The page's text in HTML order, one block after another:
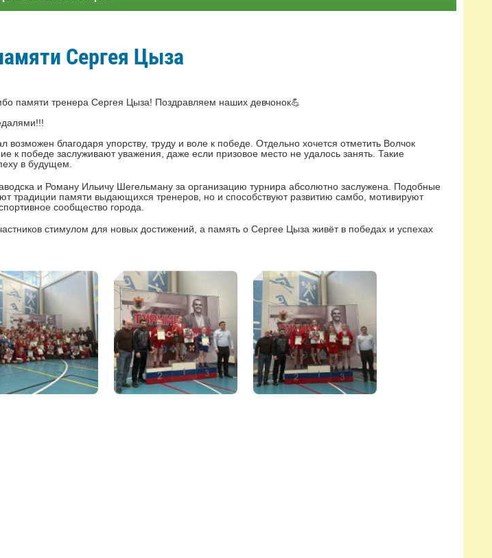
Сергея Цыза
памяти тренера Сергея Цыза! Поздравляем наших девчонок💪
возможен благодаря упорству, труду и воле к победе. Отдельно хочется отметить Волчок
к победе заслуживают уважения, даже если призовое место не удалось занять. Такие
в будущем.
и Роману Ильичу Шегельману за организацию турнира абсолютно заслужена. Подобные
традиции памяти выдающихся тренеров, но и способствуют развитию самбо, мотивируют
сообщество города.
стимулом для новых достижений, а память о Сергее Цыза живёт в победах и успехах